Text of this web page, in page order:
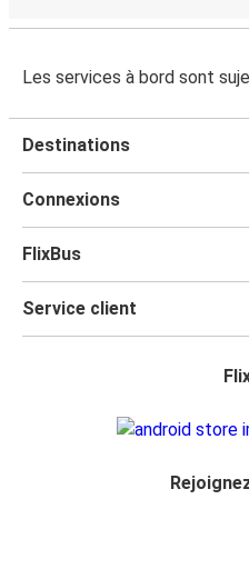
Les services à bord sont
Destinations
Connexions
FlixBus
Service client